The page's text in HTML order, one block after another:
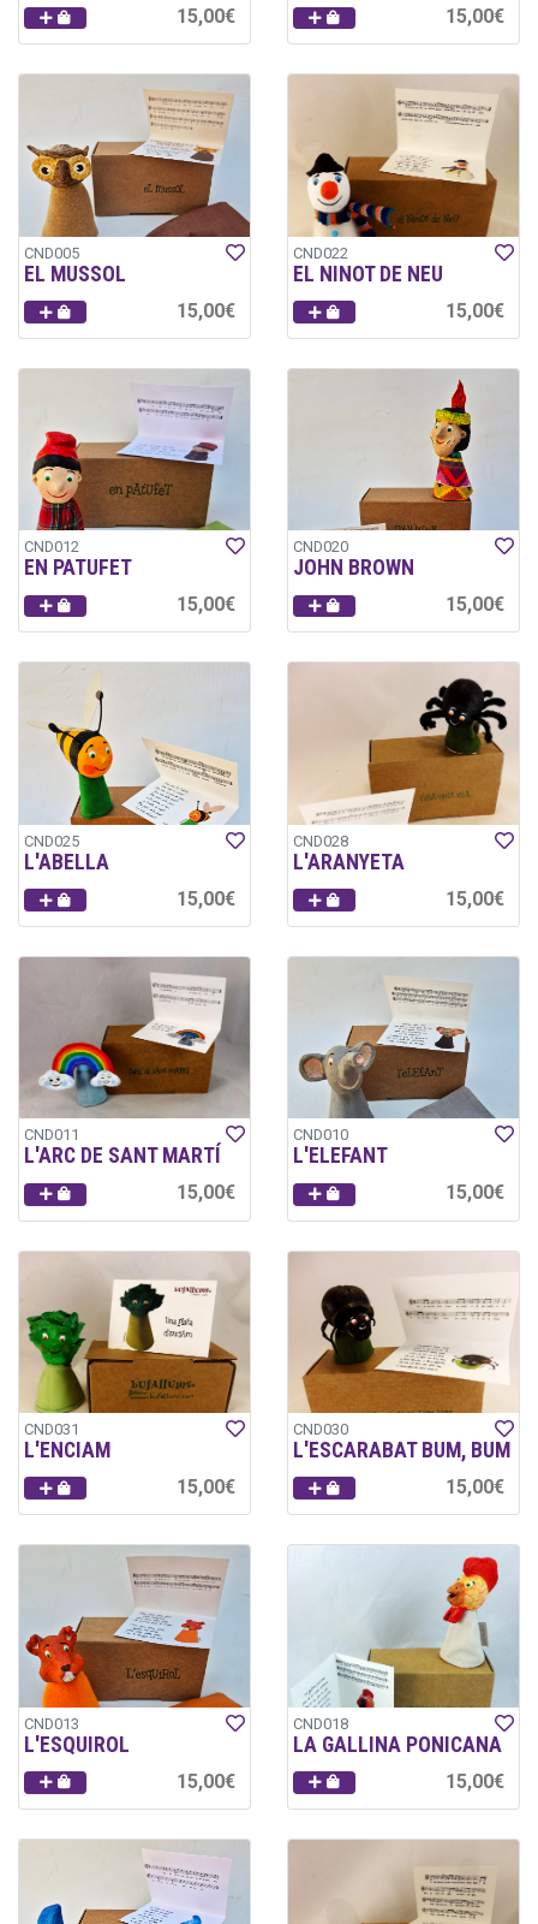
15,00€ 15,00€
CND005
EL MUSSOL
15,00€
CND022
EL NINOT DE NEU
15,00€
CND012
EN PATUFET
15,00€
CND020
JOHN BROWN
15,00€
CND025
L'ABELLA
15,00€
CND028
L'ARANYETA
15,00€
CND011
L'ARC DE SANT MARTÍ
15,00€
CND010
L'ELEFANT
15,00€
CND031
L'ENCIAM
15,00€
CND030
L'ESCARABAT BUM, BUM
15,00€
CND013
L'ESQUIROL
15,00€
CND018
LA GALLINA PONICANA
15,00€